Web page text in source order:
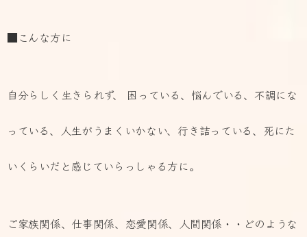
■こんな方に
自分らしく生きられず、 困っている、悩んでいる、不調にな
っている、人生がうまくいかない、行き詰っている、死にた
いくらいだと感じていらっしゃる方に。
ご家族関係、仕事関係、恋愛関係、人間関係・・どのような